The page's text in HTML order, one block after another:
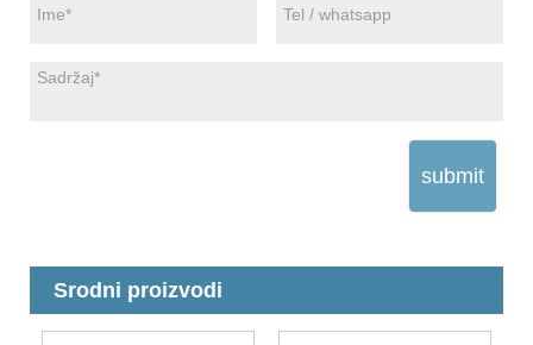
submit
Srodni proizvodi